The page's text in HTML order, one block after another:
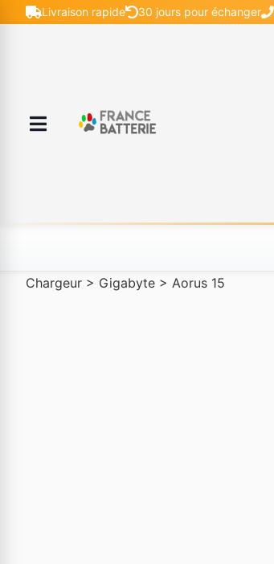
Livraison rapide 30 jours pour échanger
Chargeur > Gigabyte > Aorus 15